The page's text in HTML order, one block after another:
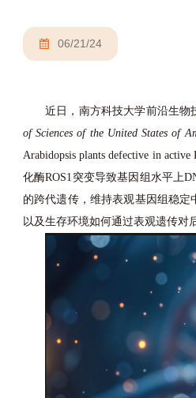
06/21/24
近日，南方科技大学前沿生物
of Sciences of the United States of
Arabidopsis plants defective in
化酶ROS1突变导致基因组水平上
的跨代遗传，维持表观基因组稳
以及生存环境如何通过表观遗传对